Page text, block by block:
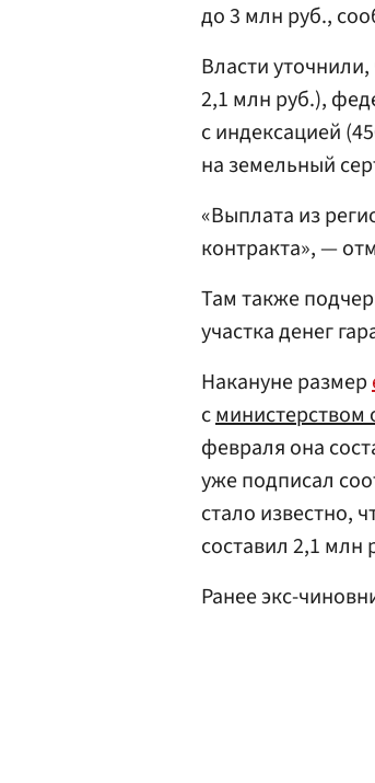
до 3 млн руб.,
Власти
2,1 млн руб.),
с индексацией
на земельный
«Выплата из
контракта», —
Там также
участка денег
Накануне размер
с
февраля она
уже подписал
стало известно,
составил 2,1 млн
Ранее экс-